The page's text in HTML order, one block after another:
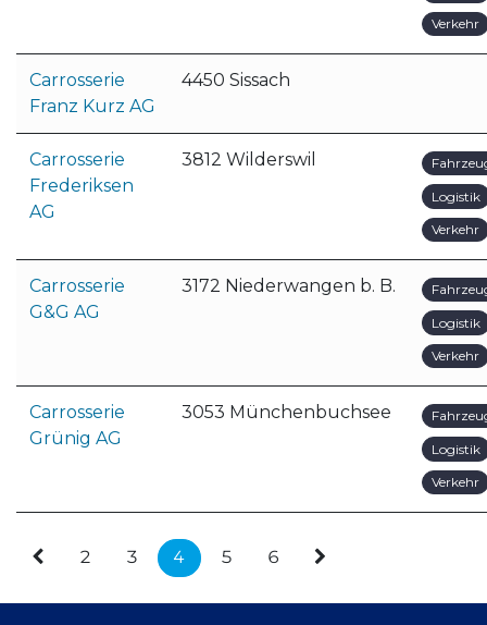
Verkehr
Carrosserie
Franz Kurz AG
4450 Sissach
Carrosserie
Frederiksen
AG
3812 Wilderswil
Logistik
Verkehr
Carrosserie
G&G AG
3172 Niederwangen b. B.
Logistik
Verkehr
Carrosserie
Grünig AG
3053 Münchenbuchsee
Logistik
Verkehr
2 3 4 5 6